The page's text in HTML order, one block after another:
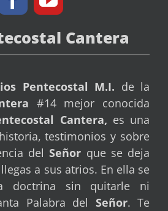
Cantera
Pentecostal M.I. de la
#14 mejor conocida
Cantera, es una
testimonios y sobre
delSeñor que se deja
a sus atrios. En ella se
doctrina sin quitarle ni
Palabra del Señor. Te